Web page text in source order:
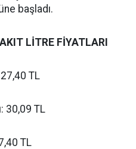
başladı.
LİTRE FİYATLARI
TL
30,09 TL
TL